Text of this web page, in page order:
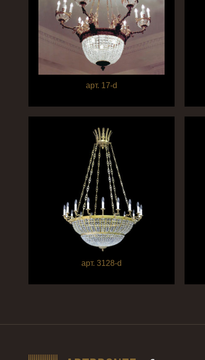
арт. 17-d
арт. 3128-d